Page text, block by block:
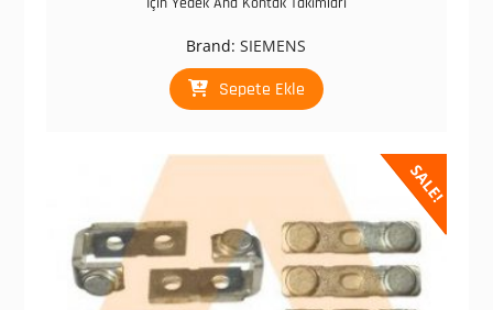
Brand:SIEMENS
Sepete Ekle
SALE!